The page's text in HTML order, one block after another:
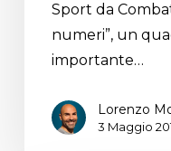
Sport da
numeri”, un
importante…
Lorenzo
3 Maggio